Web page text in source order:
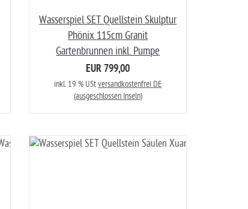
Wasserspiel SET Quellstein Skulptur
Phönix 115cm Granit
Gartenbrunnen inkl. Pumpe
EUR 799,00
inkl. 19 % UStversandkostenfrei DE
(ausgeschlossen Inseln)